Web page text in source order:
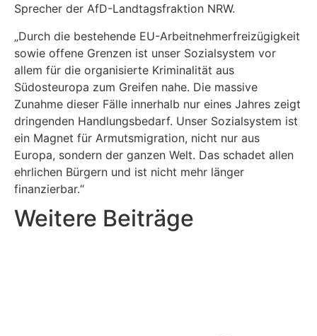
Sprecher der AfD-Landtagsfraktion NRW.
„Durch die bestehende EU-Arbeitnehmerfreizügigkeit
sowie offene Grenzen ist unser Sozialsystem vor
allem für die organisierte Kriminalität aus
Südosteuropa zum Greifen nahe. Die massive
Zunahme dieser Fälle innerhalb nur eines Jahres zeigt
dringenden Handlungsbedarf. Unser Sozialsystem ist
ein Magnet für Armutsmigration, nicht nur aus
Europa, sondern der ganzen Welt. Das schadet allen
ehrlichen Bürgern und ist nicht mehr länger
finanzierbar.“
Weitere Beiträge